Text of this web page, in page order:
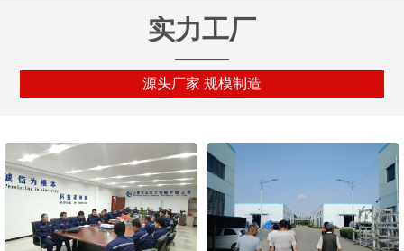
实力工厂
——
源头厂家 规模制造